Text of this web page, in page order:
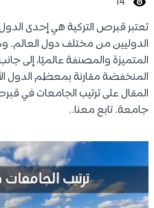
تعتبر قبرص التركية هي إحدى
الدوليين من مختلف دول العالم.
المتميزة والمصنفة عالميًا، إلى
المنخفضة مقارنة بمعظم الدول
المقال على ترتيب الجامعات في
جامعة. تابع معنا..